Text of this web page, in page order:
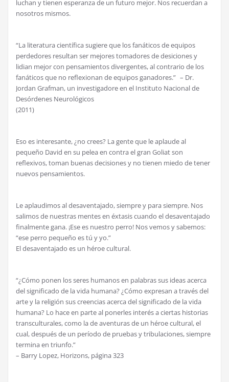
luchan y tienen esperanza de un futuro mejor. Nos recuerdan a
nosotros mismos.
“La literatura científica sugiere que los fanáticos de equipos
perdedores resultan ser mejores tomadores de desiciones y
lidian mejor con pensamientos divergentes, al contrario de los
fanáticos que no reflexionan de equipos ganadores.” – Dr.
Jordan Grafman, un investigadore en el Instituto Nacional de
Desórdenes Neurológicos
(2011)
Eso es interesante, ¿no crees? La gente que le aplaude al
pequeño David en su pelea en contra el gran Goliat son
reflexivos, toman buenas decisiones y no tienen miedo de tener
nuevos pensamientos.
Le aplaudimos al desaventajado, siempre y para siempre. Nos
salimos de nuestras mentes en éxtasis cuando el desaventajado
finalmente gana. ¡Ese es nuestro perro! Nos vemos y sabemos:
“ese perro pequeño es tú y yo.”
El desaventajado es un héroe cultural.
“¿Cómo ponen los seres humanos en palabras sus ideas acerca
del significado de la vida humana? ¿Cómo expresan a través del
arte y la religión sus creencias acerca del significado de la vida
humana? Lo hace en parte al ponerles interés a ciertas historias
transculturales, como la de aventuras de un héroe cultural, el
cual, después de un período de pruebas y tribulaciones, siempre
termina en triunfo.”
– Barry Lopez, Horizons, página 323